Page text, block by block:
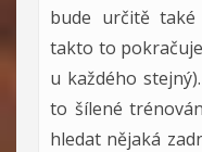
bude určitě
takto to
u každého
to šílené
hledat nějaká